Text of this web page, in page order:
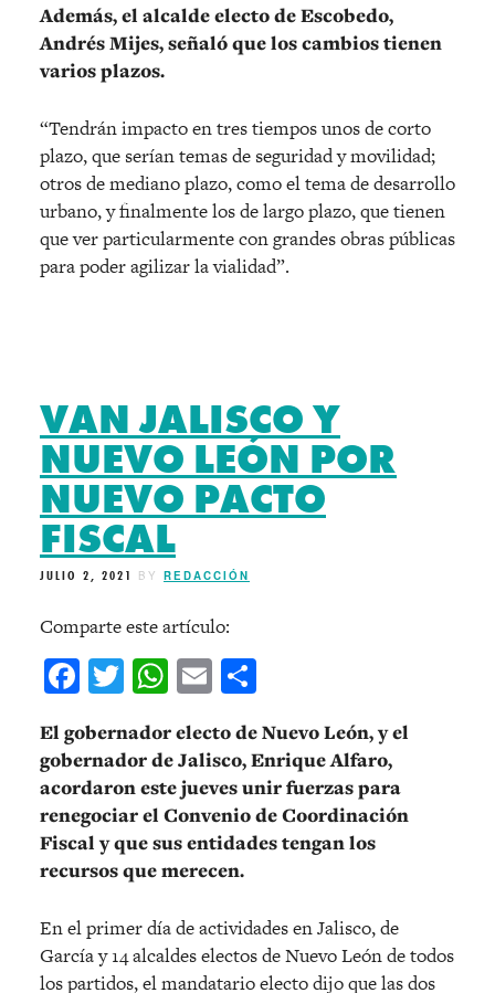
Además, el alcalde electo de Escobedo,
Andrés Mijes, señaló que los cambios tienen
varios plazos.
“Tendrán impacto en tres tiempos unos de corto
plazo, que serían temas de seguridad y movilidad;
otros de mediano plazo, como el tema de desarrollo
urbano, y finalmente los de largo plazo, que tienen
que ver particularmente con grandes obras públicas
para poder agilizar la vialidad”.
VAN JALISCO Y
NUEVO LEÓN POR
NUEVO PACTO
FISCAL
JULIO 2, 2021 BY REDACCIÓN
Comparte este artículo:
Facebook
Twitter
WhatsApp
Email
El gobernador electo de Nuevo León, y el
gobernador de Jalisco, Enrique Alfaro,
acordaron este jueves unir fuerzas para
renegociar el Convenio de Coordinación
Fiscal y que sus entidades tengan los
recursos que merecen.
En el primer día de actividades en Jalisco, de
García y 14 alcaldes electos de Nuevo León de todos
los partidos, el mandatario electo dijo que las dos